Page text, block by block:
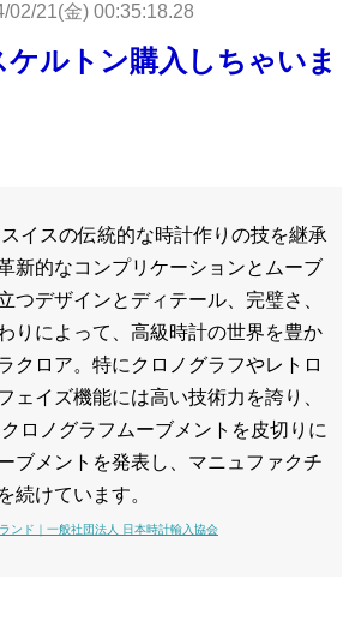
02/21(金) 00:35:18.28
ルトン購入しちゃいま
イスの伝統的な時計作りの技を継承
新的なコンプリケーションとムーブ
つデザインとディテール、完璧さ、
りによって、高級時計の世界を豊か
クロア。特にクロノグラフやレトロ
ェイズ機能には高い技術力を誇り、
ロノグラフムーブメントを皮切りに
ブメントを発表し、マニュファクチ
続けています。
ンド｜一般社団法人 日本時計輸入協会